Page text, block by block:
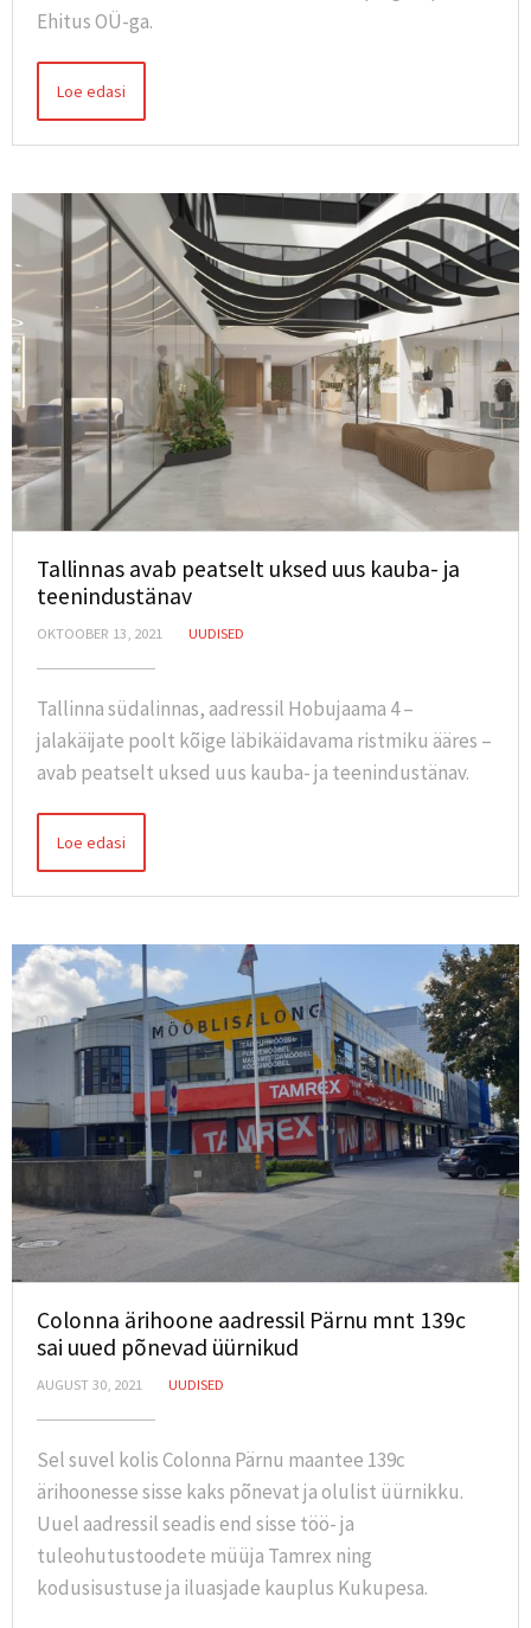
Ehitus OÜ-ga.
Loe edasi
Tallinnas avab peatselt uksed uus kauba- ja
teenindustänav
OKTOOBER 13, 2021 UUDISED
Tallinna südalinnas, aadressil Hobujaama 4 –
jalakäijate poolt kõige läbikäidavama ristmiku ääres –
avab peatselt uksed uus kauba- ja teenindustänav.
Loe edasi
Colonna ärihoone aadressil Pärnu mnt 139c
sai uued põnevad üürnikud
AUGUST 30, 2021 UUDISED
Sel suvel kolis Colonna Pärnu maantee 139c
ärihoonesse sisse kaks põnevat ja olulist üürnikku.
Uuel aadressil seadis end sisse töö- ja
tuleohutustoodete müüja Tamrex ning
kodusisustuse ja iluasjade kauplus Kukupesa.